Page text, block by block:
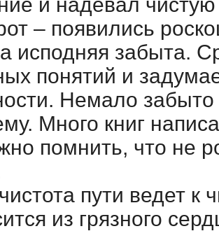
– появились
исподняя забыта.
понятий и
Немало
Много книг
помнить, что не
пути ведет к
из грязного